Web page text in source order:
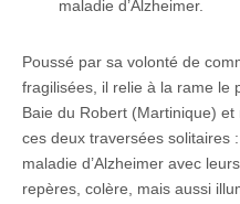
maladie d’Alzheimer.
Poussé par sa volonté de
fragilisées, il relie à la rame le
Baie du Robert (Martinique)
ces deux traversées solitaires
maladie d’Alzheimer avec
repères, colère, mais aussi